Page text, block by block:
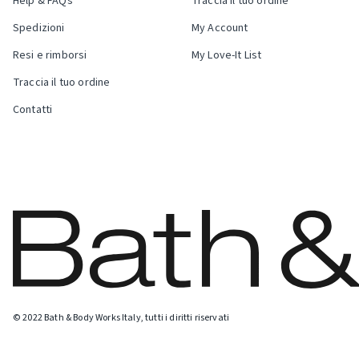
Spedizioni
Resi e rimborsi
Traccia il tuo ordine
Contatti
My Account
My Love-It List
© 2022 Bath & Body Works Italy, tutti i diritti riservati